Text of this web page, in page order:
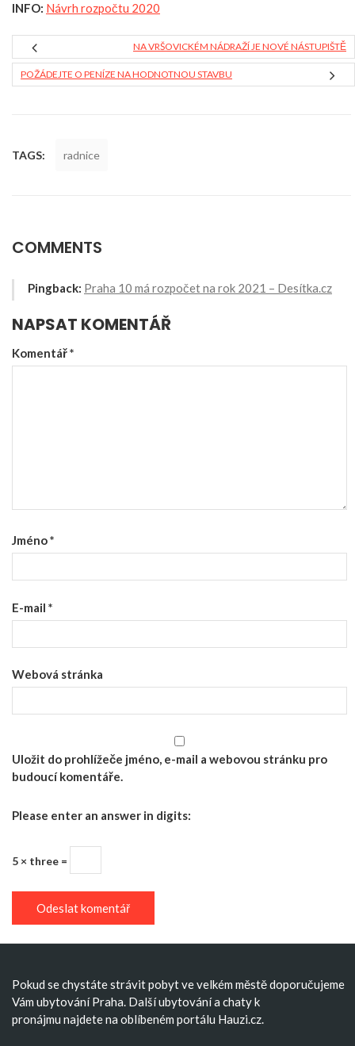
INFO: Návrh rozpočtu 2020
NA VRŠOVICKÉM NÁDRAŽÍ JE NOVÉ NÁSTUPIŠTĚ
POŽÁDEJTE O PENÍZE NA HODNOTNOU STAVBU
TAGS: radnice
COMMENTS
Pingback: Praha 10 má rozpočet na rok 2021 – Desítka.cz
NAPSAT KOMENTÁŘ
Komentář*
Jméno*
E-mail *
Webová stránka
Uložit do prohlížeče jméno, e-mail a webovou stránku pro
budoucí komentáře.
Please enter an answer in digits:
5 × three =
Pokud se chystáte strávit pobyt ve velkém městě doporučujeme
Vám ubytování Praha. Dalšíubytovánía chaty k
pronájmu najdete na oblíbeném portálu Hauzi.cz.